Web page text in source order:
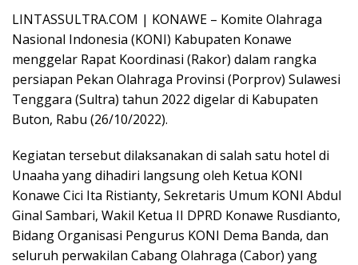
LINTASSULTRA.COM | KONAWE – Komite Olahraga
Nasional Indonesia (KONI) Kabupaten Konawe
menggelar Rapat Koordinasi (Rakor) dalam rangka
persiapan Pekan Olahraga Provinsi (Porprov) Sulawesi
Tenggara (Sultra) tahun 2022 digelar di Kabupaten
Buton, Rabu (26/10/2022).
Kegiatan tersebut dilaksanakan di salah satu hotel di
Unaaha yang dihadiri langsung oleh Ketua KONI
Konawe Cici Ita Ristianty, Sekretaris Umum KONI Abdul
Ginal Sambari, Wakil Ketua II DPRD Konawe Rusdianto,
Bidang Organisasi Pengurus KONI Dema Banda, dan
seluruh perwakilan Cabang Olahraga (Cabor) yang